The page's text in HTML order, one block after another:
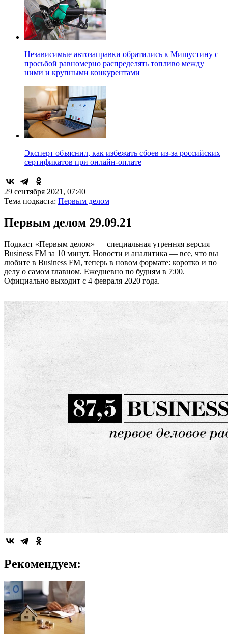
Независимые автозаправки обратились к Мишустину с
просьбой равномерно распределять топливо между
ними и крупными конкурентами
Эксперт объяснил, как избежать сбоев из-за российских
сертификатов при онлайн-оплате
29 сентября 2021, 07:40
Тема подкаста: Первым делом
Первым делом 29.09.21
Подкаст «Первым делом» — специальная утренняя версия
Business FM за 10 минут. Новости и аналитика — все, что вы
любите в Business FM, теперь в новом формате: коротко и по
делу о самом главном. Ежедневно по будням в 7:00.
Официально выходит с 4 февраля 2020 года.
Рекомендуем: